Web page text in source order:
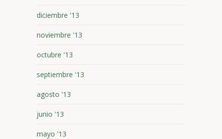
diciembre '13
noviembre '13
octubre '13
septiembre '13
agosto '13
junio '13
mayo '13